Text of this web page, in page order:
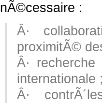
nÃ©cessaire :
Â·
proximitÃ©
Â·
internationale
Â·